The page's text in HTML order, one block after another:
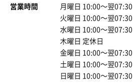
被害に合われた方々のお見舞い申
そして もうこれ以上ええけん。
また夕方から神戸向け走ります。
営業時間
月曜日 10:00〜翌07:30
火曜日 10:00〜翌07:30
水曜日 10:00〜翌07:30
木曜日 定休日
金曜日 10:00〜翌07:30
土曜日 10:00〜翌07:30
日曜日 10:00〜翌07:30